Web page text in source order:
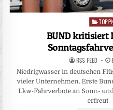
Posted
in
BUND kritisiert
RSS-FEED
Niedrigwasser in deutschen
vieler Unternehmen. Erste
Lkw-Fahrverbote an Sonn-
erfreut